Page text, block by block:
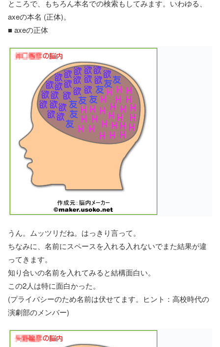
ところで、もちろん本名での検索もしてみます。いわゆる、
axeの本名 (正体)。
■ axeの正体
うん。ムッツリだね。はっきり言って。
ちなみに、名前にスペースを入れる入れないでまた結果が違
ってきます。
知り合いの名前を入れてみると結構面白い。
この2人は特に面白かった。
(プライバシーのため名前は伏せてます。ヒント：高校時代の
演劇部のメンバー)